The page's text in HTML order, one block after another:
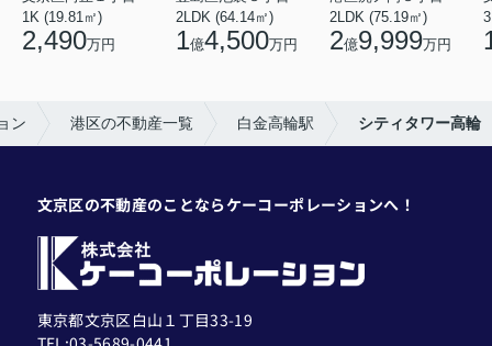
1K (19.81㎡)
2,490万円
2LDK (64.14㎡)
1億4,500万円
2LDK (75.19㎡)
2億9,999万円
ン 港区の不動産一覧 白金高輪駅 シティタワー高輪
文京区の不動産のことならケーコーポレーションへ！
東京都文京区白山１丁目33-19